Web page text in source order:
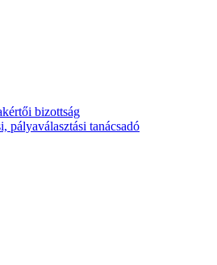
bizottság
pályaválasztási tanácsadó